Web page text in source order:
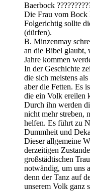
Baerbock
Die Frau vom Bock
Folgerichtig sollte
(dürfen).
B. Minzenmay
an die Bibel glaubt,
Jahre kommen
In der Geschichte
die sich meistens
aber die Fetten. Es
die ein Volk ereilen
Durch ihn werden
nicht mehr streben,
helfen. Es führt zu
Dummheit und
Dieser allgemeine
derzeitigen
großstädtischen
notwändig, um uns
denn der Tanz auf
unserem Volk ganz